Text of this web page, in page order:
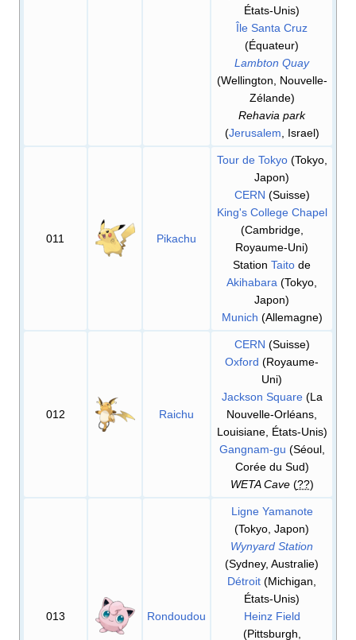
États-Unis)
Île Santa Cruz
(Équateur)
Lambton Quay
(Wellington, Nouvelle-
Zélande)
Rehavia park
(Jerusalem , Israel)
011 Pikachu
Tour de Tokyo(Tokyo,
Japon)
CERN (Suisse)
King's College Chapel
(Cambridge,
Royaume-Uni)
Station Taito de
Akihabara (Tokyo,
Japon)
Munich (Allemagne)
012 Raichu
CERN (Suisse)
Oxford (Royaume-
Uni)
Jackson Square(La
Nouvelle-Orléans,
Louisiane, États-Unis)
Gangnam-gu (Séoul,
Corée du Sud)
WETA Cave(??)
013 Rondoudou
Ligne Yamanote
(Tokyo, Japon)
Wynyard Station
(Sydney, Australie)
Détroit (Michigan,
États-Unis)
Heinz Field
(Pittsburgh,